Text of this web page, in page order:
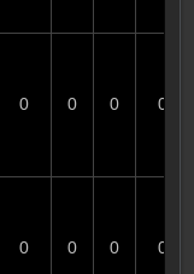
0 0 0 0
0 0 0 0